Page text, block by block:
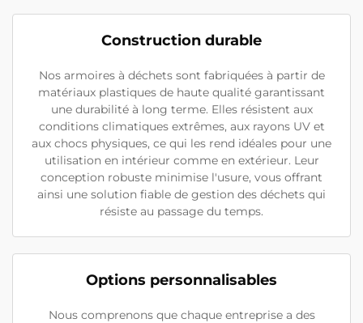
Construction durable
Nos armoires à déchets sont fabriquées à partir de
matériaux plastiques de haute qualité garantissant
une durabilité à long terme. Elles résistent aux
conditions climatiques extrêmes, aux rayons UV et
aux chocs physiques, ce qui les rend idéales pour une
utilisation en intérieur comme en extérieur. Leur
conception robuste minimise l'usure, vous offrant
ainsi une solution fiable de gestion des déchets qui
résiste au passage du temps.
Options personnalisables
Nous comprenons que chaque entreprise a des